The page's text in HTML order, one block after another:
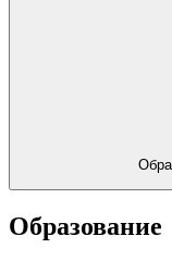
Образование